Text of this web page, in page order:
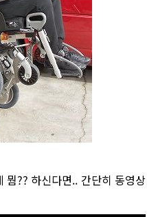
뭠?? 하신다면.. 간단히 동영상